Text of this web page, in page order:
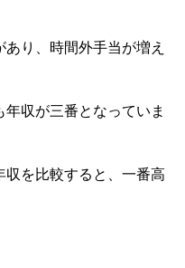
り、時間外手当が増え
収が三番となっていま
収を比較すると、一番高